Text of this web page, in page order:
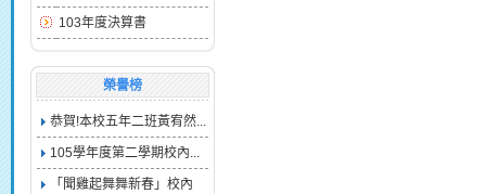
103年度決算書
榮譽榜
恭賀!本校五年二班黃宥然...
105學年度第二學期校內...
「聞雞起舞舞新春」校內